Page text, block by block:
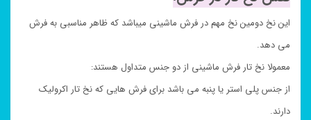
این نخ دومین نخ مهم در فرش ماشینی میباشد که ظاهر مناسبی به فرش
می دهد.
معمولا نخ تار فرش ماشینی از دو جنس متداول هستند:
از جنس پلی استر یا پنبه می باشد برای فرش هایی که نخ تار اکرولیک
دارند.